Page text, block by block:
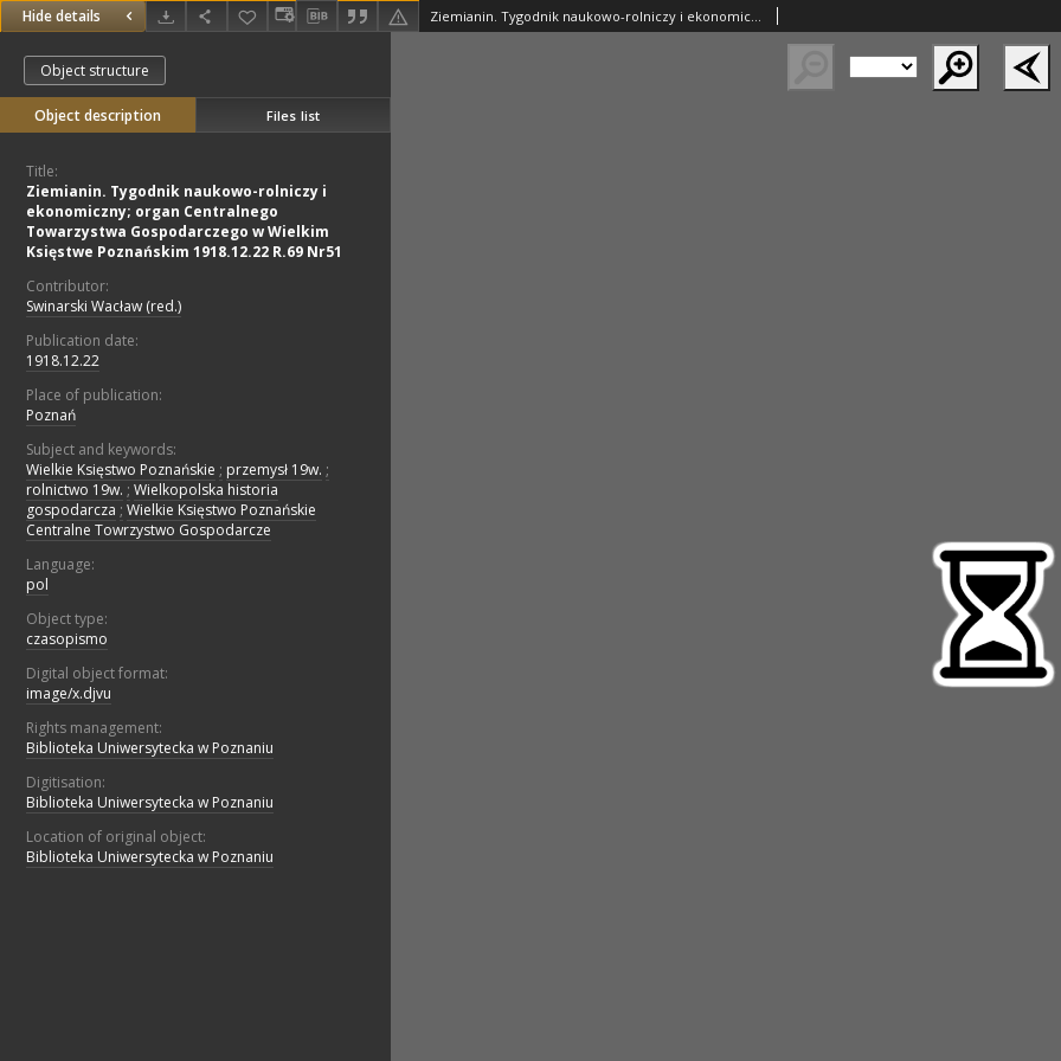
Hide details Ziemianin. Tygodnik naukowo-rolniczy i ekonomiczny; organ Centralnego Towarzystwa Gospodarczego w Wielkim Księstwe Poznańskim 1918.12.22 R.69 Nr51
Object structure
Object description Files list
Title:
Ziemianin. Tygodnik naukowo-rolniczy i
ekonomiczny; organ Centralnego
Towarzystwa Gospodarczego w Wielkim
Księstwe Poznańskim 1918.12.22 R.69 Nr51
Contributor:
Swinarski Wacław (red.)
Publication date:
1918.12.22
Place of publication:
Poznań
Subject and keywords:
Wielkie Księstwo Poznańskie ; przemysł 19w. ;
rolnictwo 19w. ; Wielkopolska historia
gospodarcza ; Wielkie Księstwo Poznańskie
Centralne Towrzystwo Gospodarcze
Language:
pol
Object type:
czasopismo
Digital object format:
image/x.djvu
Rights management:
Biblioteka Uniwersytecka w Poznaniu
Digitisation:
Biblioteka Uniwersytecka w Poznaniu
Location of original object:
Biblioteka Uniwersytecka w Poznaniu